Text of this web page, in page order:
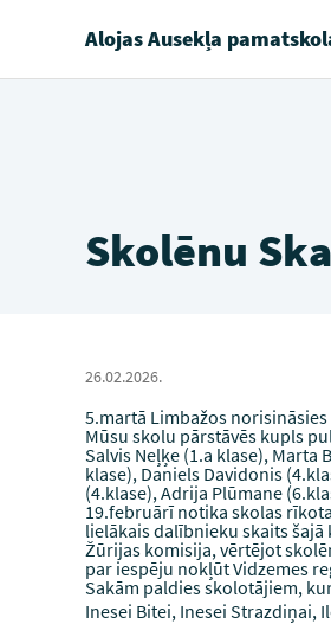
Alojas Ausekļa
Skolēnu
26.02.2026.
5.martā Limbažos
Mūsu skolu pārstāvēs kupls
Salvis Neļķe (1.a klase), Marta
klase), Daniels Davidonis
(4.klase), Adrija Plūmane
19.februārī notika skolas
lielākais dalībnieku skaits
Žūrijas komisija, vērtējot
par iespēju nokļūt Vidzemes
Sakām paldies skolotājiem,
Inesei Bitei, Inesei Strazdiņai,